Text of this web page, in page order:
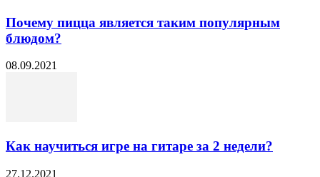
Почему пицца является таким популярным
блюдом?
08.09.2021
Как научиться игре на гитаре за 2 недели?
27.12.2021